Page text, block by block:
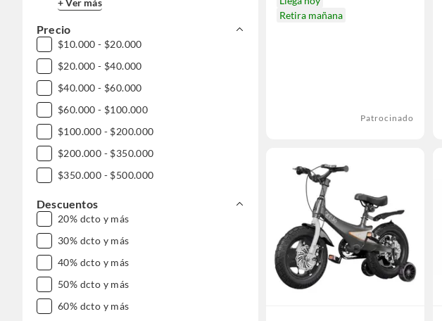
Precio
$10.000 - $20.000
$20.000 - $40.000
$40.000 - $60.000
$60.000 - $100.000
$100.000 - $200.000
$200.000 - $350.000
$350.000 - $500.000
Descuentos
20% dcto y más
30% dcto y más
40% dcto y más
50% dcto y más
60% dcto y más
Retira mañana
Patrocinado